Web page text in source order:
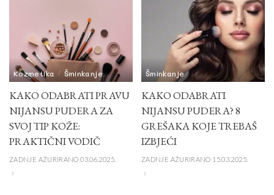
Kozmetika Šminkanje
KAKO ODABRATI PRAVU
NIJANSU PUDERA ZA
SVOJ TIP KOŽE:
PRAKTIČNI VODIČ
ZADNJE AŽURIRANO 03.06.2025.
Šminkanje
KAKO ODABRATI
NIJANSU PUDERA? 8
GREŠAKA KOJE TREBAŠ
IZBJEĆI
ZADNJE AŽURIRANO 15.03.2025.